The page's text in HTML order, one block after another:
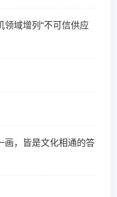
领域增列“不可信供应
画，皆是文化相通的答